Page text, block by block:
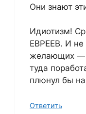
Они знают
Идиотизм!
ЕВРЕЕВ. И не
желающих —
туда
плюнул бы
Ответить